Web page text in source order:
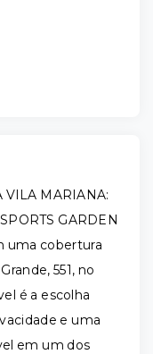
VILA MARIANA:
GARDEN
uma cobertura
551, no
é a escolha
e uma
em um dos